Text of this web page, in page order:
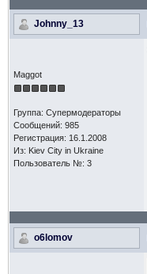
Johnny_13
Maggot
Группа: Супермодераторы
Сообщений: 985
Регистрация: 16.1.2008
Из: Kiev Сity in Ukraine
Пользователь №: 3
o6lomov